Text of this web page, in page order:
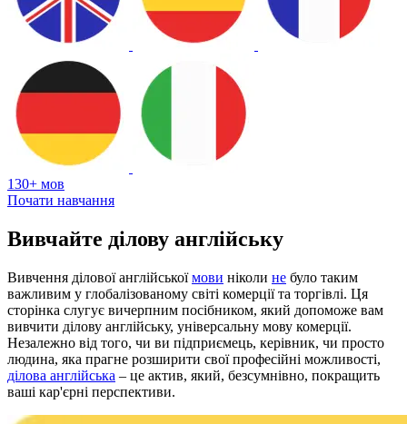
130+ мов
Почати навчання
Вивчайте ділову англійську
Вивчення ділової англійськоїмови ніколи не було таким
важливим у глобалізованому світі комерції та торгівлі. Ця
сторінка слугує вичерпним посібником, який допоможе вам
вивчити ділову англійську, універсальну мову комерції.
Незалежно від того, чи ви підприємець, керівник, чи просто
людина, яка прагне розширити свої професійні можливості,
ділова англійська – це актив, який, безсумнівно, покращить
ваші кар'єрні перспективи.